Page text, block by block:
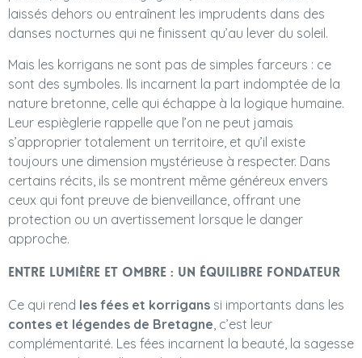
laissés dehors ou entraînent les imprudents dans des
danses nocturnes qui ne finissent qu’au lever du soleil.
Mais les korrigans ne sont pas de simples farceurs : ce
sont des symboles. Ils incarnent la part indomptée de la
nature bretonne, celle qui échappe à la logique humaine.
Leur espièglerie rappelle que l’on ne peut jamais
s’approprier totalement un territoire, et qu’il existe
toujours une dimension mystérieuse à respecter. Dans
certains récits, ils se montrent même généreux envers
ceux qui font preuve de bienveillance, offrant une
protection ou un avertissement lorsque le danger
approche.
Entre lumière et ombre : un équilibre fondateur
Ce qui rend les fées et korrigans si importants dans les
contes et légendes de Bretagne , c’est leur
complémentarité. Les fées incarnent la beauté, la sagesse